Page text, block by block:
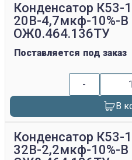
Конденсатор К53-
20В-4,7мкф-10%-
ОЖ0.464.136ТУ
Поставляется под заказ
-
В
Конденсатор К53-
32В-2,2мкф-10%-